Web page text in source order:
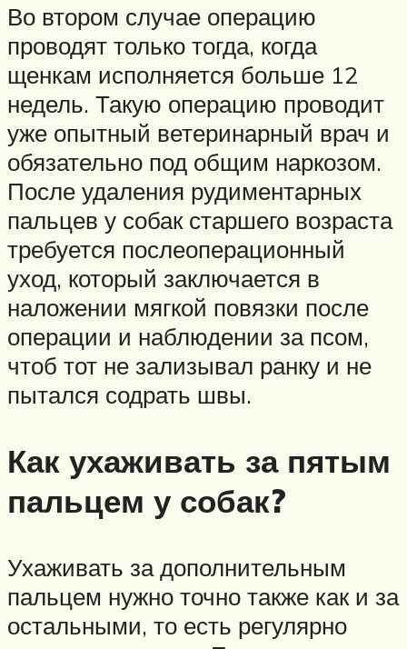
Во втором случае операцию
проводят только тогда, когда
щенкам исполняется больше 12
недель. Такую операцию проводит
уже опытный ветеринарный врач и
обязательно под общим наркозом.
После удаления рудиментарных
пальцев у собак старшего возраста
требуется послеоперационный
уход, который заключается в
наложении мягкой повязки после
операции и наблюдении за псом,
чтоб тот не зализывал ранку и не
пытался содрать швы.
Как ухаживать за пятым
пальцем у собак?
Ухаживать за дополнительным
пальцем нужно точно также как и за
остальными, то есть регулярно